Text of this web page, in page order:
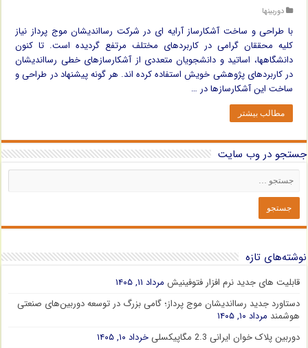
دوربینها
با طراحی و ساخت آشکارساز آرایه ای در شرکت رسااندیشان موج پرداز نیاز
کلیه محققان گرامی در کاربردهای مختلف مرتفع گردیده است. تا کنون
دانشگاهها، اساتید و دانشجویان متعددی از آشکارسازهای خطی رسااندیشان
در کاربردهای پژوهشی خویش استفاده کرده اند. هر گونه پیشنهاد در طراحی و
ساخت این آشکارسازها در …
مطالب بیشتر
جستجو در وب سایت
نوشته‌های تازه
قابلیت های جدید نرم افزار فتوفینیش مرداد ۱۱, ۱۴۰۵
دستاورد جدید رسااندیشان موج پرداز؛ گامی بزرگ در توسعه دوربین‌های صنعتی
هوشمند مرداد ۱۰, ۱۴۰۵
دوربین پلاک خوان ایرانی 2.3 مگاپیکسلی
خرداد ۱۰, ۱۴۰۵